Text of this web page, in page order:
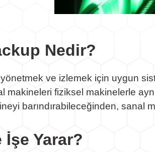
Nedir?
ve izlemek için uygun
makineleri fiziksel makinelerle
barındırabileceğinden, sanal
İşe Yarar?